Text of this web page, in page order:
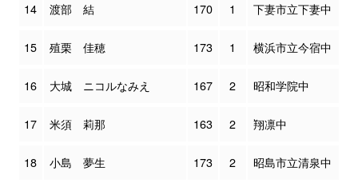
14 渡部 結 170 1 下妻市立下妻中
15 殖栗 佳穂 173 1 横浜市立今宿中
16 大城 ニコルなみえ 167 2 昭和学院中
17 米須 莉那 163 2 翔凛中
18 小島 夢生 173 2
昭島市立清泉中